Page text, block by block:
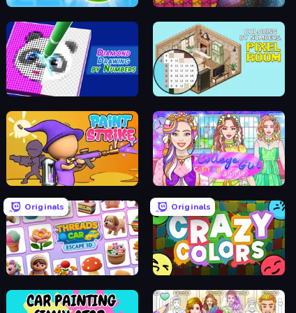
Pottery Master Beaver Weaver
Diamond Drawing by Numbers
Paint Strike College Girl Coloring Dress Up
Originals
Threads Car Escape 3D
Originals
Crazy Colors